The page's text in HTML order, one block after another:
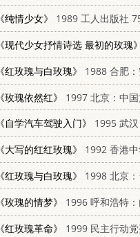
《纯情少女》
1989 工人出版社
《现代少女抒情诗选 最初的玫瑰》
《红玫瑰与白玫瑰》
1988 合肥：安徽文
《玫瑰依然红》
1997 北京：中国文联出
《自学汽车驾驶入门》
1995 武汉：湖北
《大写的红红玫瑰》
1992 香港中华
《红玫瑰与白玫瑰》
1998 北京：台
《玫瑰的情梦》
1996 呼和浩特：内蒙古人
《红玫瑰革命》
1999 民主行动党蕉赖资讯